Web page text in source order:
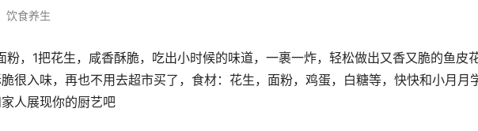
饮食养生
粉，1把花生，咸香酥脆，吃出小时候的味道，一裹一炸，轻松做出又香又脆的鱼皮
很入味，再也不用去超市买了，食材：花生，面粉，鸡蛋，白糖等，快快和小月月
人展现你的厨艺吧